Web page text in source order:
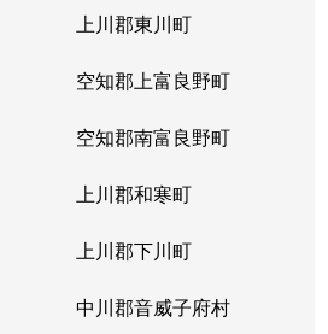
上川郡東川町
空知郡上富良野町
空知郡南富良野町
上川郡和寒町
上川郡下川町
中川郡音威子府村